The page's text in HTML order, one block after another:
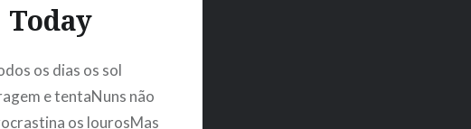
Today
os dias os sol
e tentaNuns não
os lourosMas